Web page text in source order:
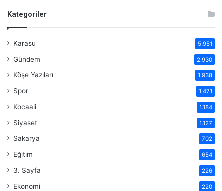
Kategoriler
Karasu 5.951
Gündem 2.930
Köşe Yazıları 1.938
Spor 1.471
Kocaali 1.184
Siyaset 1.127
Sakarya 702
Eğitim 654
3. Sayfa 226
Ekonomi 220